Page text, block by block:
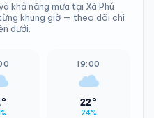
khả năng mưa tại Xã Phú
khung giờ — theo dõi chi
dưới.
19:00
22°
24%